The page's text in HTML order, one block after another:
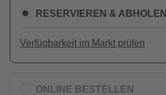
RESERVIEREN & ABHOLEN
Verfügbarkeit im Markt prüfen
ONLINE BESTELLEN